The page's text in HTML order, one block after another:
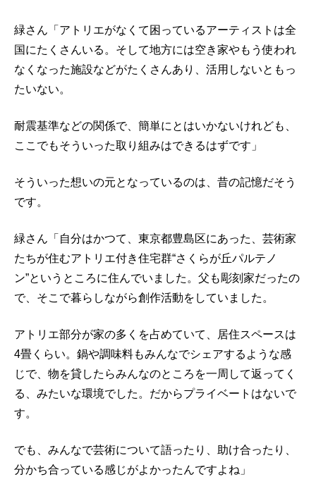
緑さん「アトリエがなくて困っているアーティストは全
国にたくさんいる。そして地方には空き家やもう使われ
なくなった施設などがたくさんあり、活用しないともっ
たいない。
耐震基準などの関係で、簡単にとはいかないけれども、
ここでもそういった取り組みはできるはずです」
そういった想いの元となっているのは、昔の記憶だそう
です。
緑さん「自分はかつて、東京都豊島区にあった、芸術家
たちが住むアトリエ付き住宅群“さくらが丘パルテノ
ン”というところに住んでいました。父も彫刻家だったの
で、そこで暮らしながら創作活動をしていました。
アトリエ部分が家の多くを占めていて、居住スペースは
4畳くらい。鍋や調味料もみんなでシェアするような感
じで、物を貸したらみんなのところを一周して返ってく
る、みたいな環境でした。だからプライベートはないで
す。
でも、みんなで芸術について語ったり、助け合ったり、
分かち合っている感じがよかったんですよね」